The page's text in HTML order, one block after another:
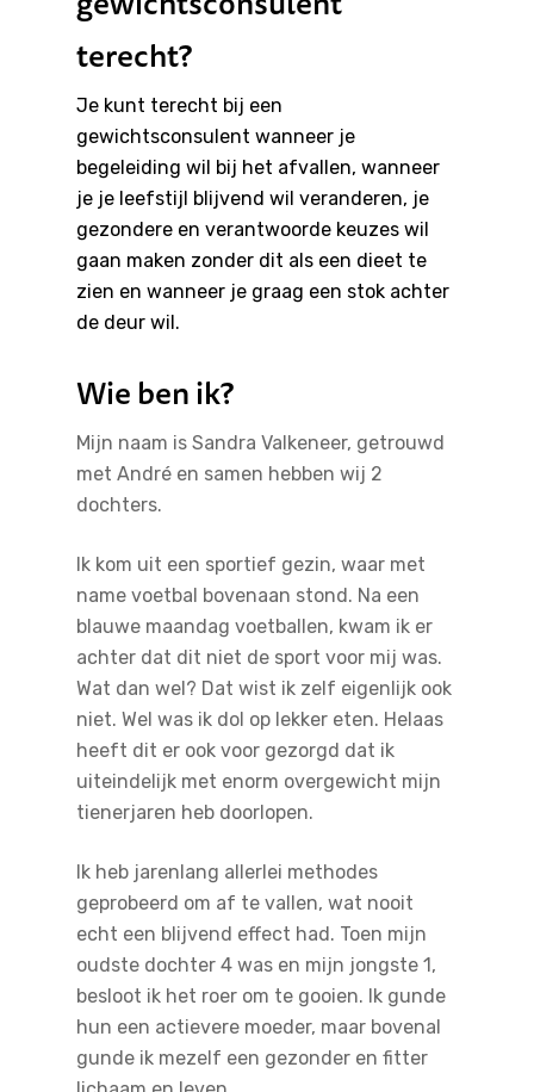
terecht?
Je kunt terecht bij een
gewichtsconsulent wanneer je
begeleiding wil bij het afvallen, wanneer
je je leefstijl blijvend wil veranderen, je
gezondere en verantwoorde keuzes wil
gaan maken zonder dit als een dieet te
zien en wanneer je graag een stok achter
de deur wil.
Wie ben ik?
Mijn naam is Sandra Valkeneer, getrouwd
met André en samen hebben wij 2
dochters.
Ik kom uit een sportief gezin, waar met
name voetbal bovenaan stond. Na een
blauwe maandag voetballen, kwam ik er
achter dat dit niet de sport voor mij was.
Wat dan wel? Dat wist ik zelf eigenlijk ook
niet. Wel was ik dol op lekker eten. Helaas
heeft dit er ook voor gezorgd dat ik
uiteindelijk met enorm overgewicht mijn
tienerjaren heb doorlopen.
Ik heb jarenlang allerlei methodes
geprobeerd om af te vallen, wat nooit
echt een blijvend effect had. Toen mijn
oudste dochter 4 was en mijn jongste 1,
besloot ik het roer om te gooien. Ik gunde
hun een actievere moeder, maar bovenal
gunde ik mezelf een gezonder en fitter